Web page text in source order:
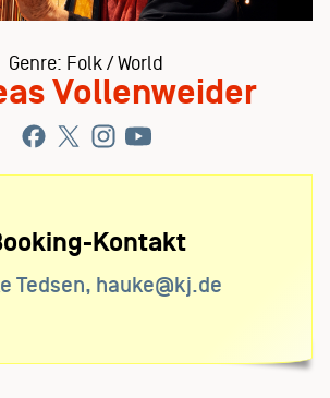
Genre: Folk / World
Vollenweider
Kontakt
Tedsen, hauke@kj.de